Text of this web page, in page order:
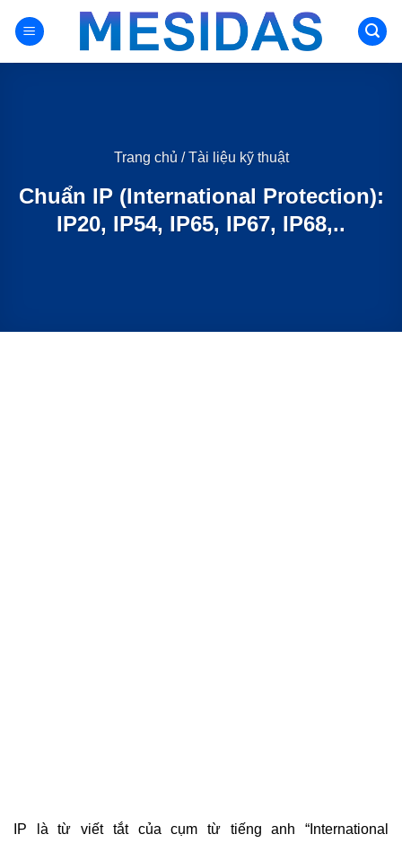
đến
Trang chủ /Tài liệu kỹ thuật
Chuẩn IP (International Protection):
IP20, IP54, IP65, IP67, IP68,..
IP là từ viết tắt của cụm từ tiếng anh “International